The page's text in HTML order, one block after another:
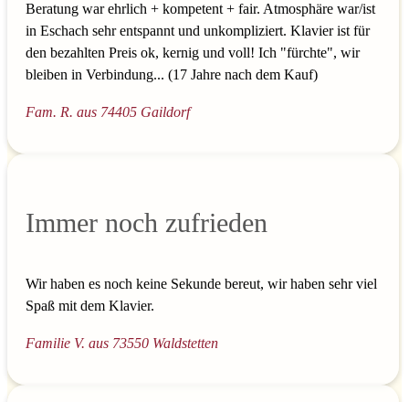
Beratung war ehrlich + kompetent + fair. Atmosphäre war/ist
in Eschach sehr entspannt und unkompliziert. Klavier ist für
den bezahlten Preis ok, kernig und voll! Ich "fürchte", wir
bleiben in Verbindung... (17 Jahre nach dem Kauf)
Fam. R. aus 74405 Gaildorf
Immer noch zufrieden
Wir haben es noch keine Sekunde bereut, wir haben sehr viel
Spaß mit dem Klavier.
Familie V. aus 73550 Waldstetten